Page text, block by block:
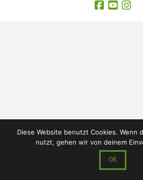
Diese Website benutzt Cookies. Wenn
nutzt, gehen wir von deinem
OK